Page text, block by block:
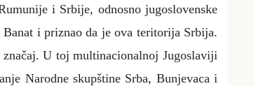
i Srbije, odnosno jugoslovenske
i priznao da je ova teritorija Srbija.
U toj multinacionalnoj Jugoslaviji
Narodne skupštine Srba, Bunjevaca i